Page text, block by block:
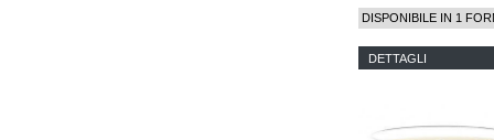
DISPONIBILE IN 1
DETTAGLI